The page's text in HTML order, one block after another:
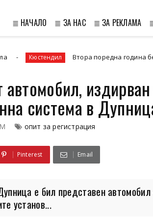
≣ НАЧАЛО ≣ ЗА НАС ≣ ЗА РЕКЛАМА
Втора поредна година бедствие:
система в
опит за регистрация
Pinterest Email
е бил представен
установ...